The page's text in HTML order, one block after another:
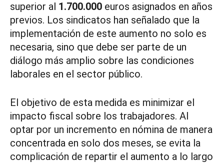
superior al 1.700.000 euros asignados en años
previos. Los sindicatos han señalado que la
implementación de este aumento no solo es
necesaria, sino que debe ser parte de un
diálogo más amplio sobre las condiciones
laborales en el sector público.
El objetivo de esta medida es minimizar el
impacto fiscal sobre los trabajadores. Al
optar por un incremento en nómina de manera
concentrada en solo dos meses, se evita la
complicación de repartir el aumento a lo largo